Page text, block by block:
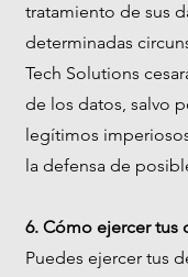
tratamiento de sus
determinadas
Tech Solutions
de los datos, salvo
legítimos
la defensa de
6. Cómo ejercer tus
Puedes ejercer tus